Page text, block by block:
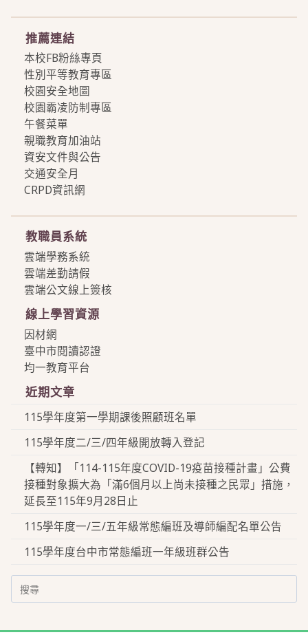
推薦連結
本校FB粉絲專頁
性別平等教育專區
校園安全地圖
校園霸凌防制專區
午餐菜單
親職教育加油站
資安文件與公告
交通安全月
CRPD資訊網
教職員系統
雲端學務系統
雲端差勤請假
雲端公文線上簽核
線上學習資源
因材網
臺中市閱讀認證
均一教育平台
近期文章
115學年度第一學期課後照顧班名單
115學年度二/三/四年級開放轉入登記
【轉知】「114-115年度COVID-19疫苗接種計畫」公費
接種對象擴大為「滿6個月以上尚未接種之民眾」措施，
延長至115年9月28日止
115學年度一/三/五年級常態編班及導師編配名單公告
115學年度台中市常態編班一年級班群公告
Search
for: